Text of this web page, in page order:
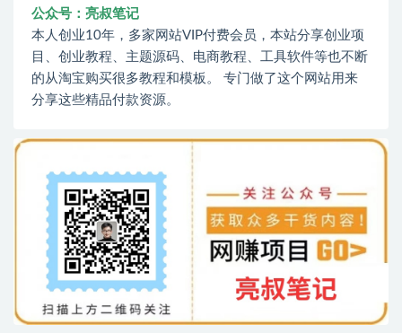
公众号：亮叔笔记
本人创业10年，多家网站VIP付费会员，本站分享创业项
目、创业教程、主题源码、电商教程、工具软件等也不断
的从淘宝购买很多教程和模板。 专门做了这个网站用来
分享这些精品付款资源。